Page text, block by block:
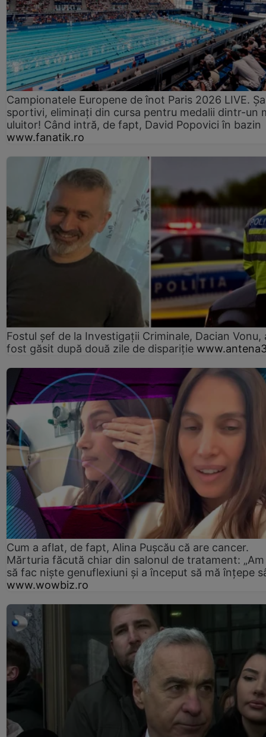
Campionatele Europene de înot Paris 2026 LIVE.
sportivi, eliminați din cursa pentru medalii dintr-un
uluitor! Când intră, de fapt, David Popovici în bazin
www.fanatik.ro
Fostul șef de la Investigații Criminale, Dacian Vonu,
fost găsit după două zile de dispariţie
Cum a aflat, de fapt, Alina Pușcău că are cancer.
Mărturia făcută chiar din salonul de tratament:
să fac niște genuflexiuni și a început să mă înțepe
www.wowbiz.ro